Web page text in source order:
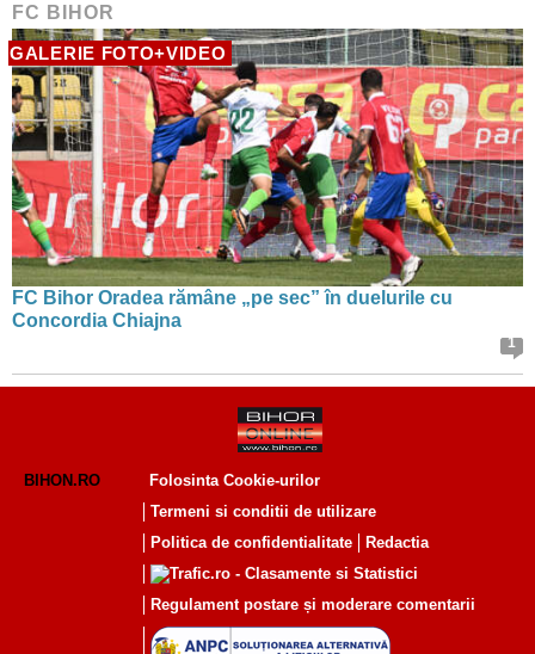
FC BIHOR
GALERIE FOTO+VIDEO
FC Bihor Oradea rămâne „pe sec” în duelurile cu
Concordia Chiajna
1
BIHON.RO
Folosinta Cookie-urilor
Termeni si conditii de utilizare
Politica de confidentialitate
Redactia
Regulament postare și moderare comentarii